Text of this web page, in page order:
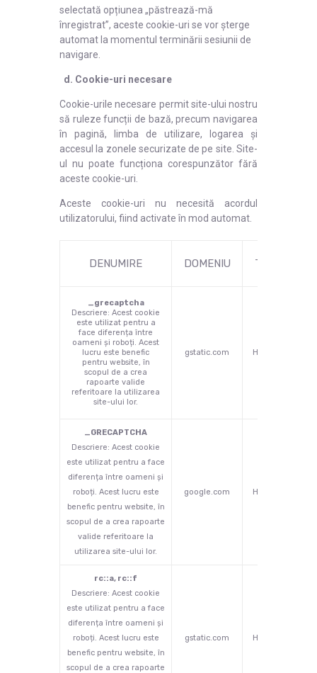
selectată opțiunea „păstrează-mă
înregistrat”, aceste cookie-uri se vor șterge
automat la momentul terminării sesiunii de
navigare.
d. Cookie-uri necesare
Cookie-urile necesare permit site-ului nostru
să ruleze funcții de bază, precum navigarea
în pagină, limba de utilizare, logarea și
accesul la zonele securizate de pe site. Site-
ul nu poate funcționa corespunzător fără
aceste cookie-uri.
Aceste cookie-uri nu necesită acordul
utilizatorului, fiind activate în mod automat.
DENUMIRE DOMENIU TIP
_grecaptcha
Descriere: Acest cookie
este utilizat pentru a
face diferența între
oameni și roboți. Acest
lucru este benefic
pentru website, în
scopul de a crea
rapoarte valide
referitoare la utilizarea
site-ului lor.
gstatic.com HTML
_GRECAPTCHA
Descriere: Acest cookie
este utilizat pentru a face
diferența între oameni și
roboți. Acest lucru este
benefic pentru website, în
scopul de a crea rapoarte
valide referitoare la
utilizarea site-ului lor.
google.com HTTP
rc::a, rc::f
Descriere: Acest cookie
este utilizat pentru a face
diferența între oameni și
roboți. Acest lucru este
benefic pentru website, în
scopul de a crea rapoarte
gstatic.com HTML